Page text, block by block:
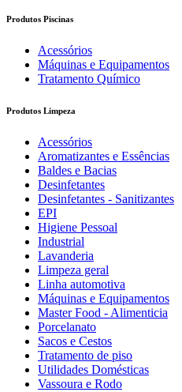
Produtos Piscinas
Acessórios
Máquinas e Equipamentos
Tratamento Químico
Produtos Limpeza
Acessórios
Aromatizantes e Essências
Baldes e Bacias
Desinfetantes
Desinfetantes - Sanitizantes
EPI
Higiene Pessoal
Industrial
Lavanderia
Limpeza geral
Linha automotiva
Máquinas e Equipamentos
Master Food - Alimenticia
Porcelanato
Sacos e Cestos
Tratamento de piso
Utilidades Domésticas
Vassoura e Rodo